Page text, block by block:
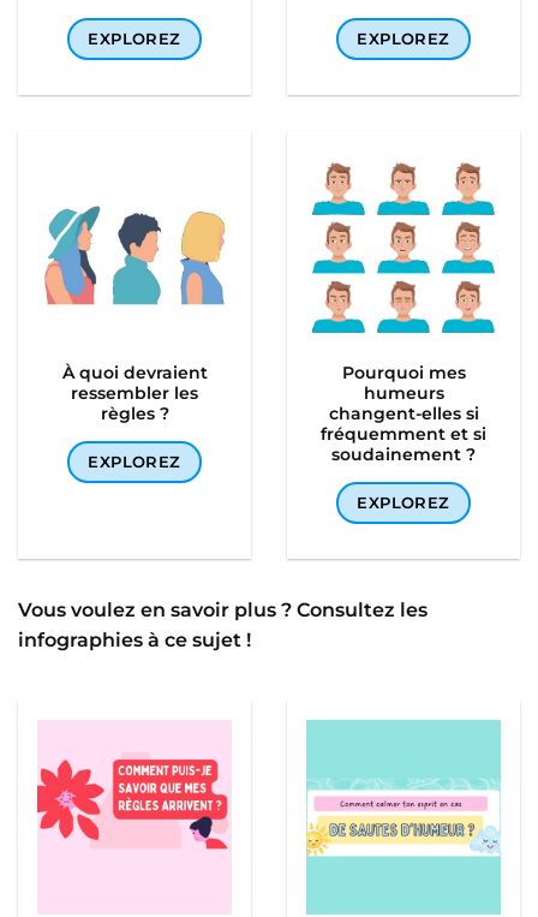
EXPLOREZ EXPLOREZ
À quoi devraient
ressembler les
règles ?
EXPLOREZ
Pourquoi mes
humeurs
changent-elles si
fréquemment et si
soudainement ?
EXPLOREZ
Vous voulez en savoir plus ? Consultez les
infographies à ce sujet !